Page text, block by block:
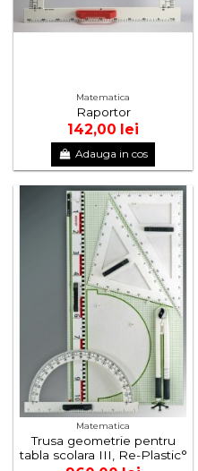
Matematica
Raportor
142,00 lei
Adauga in cos
Matematica
Trusa geometrie pentru
tabla scolara III, Re-Plastic°